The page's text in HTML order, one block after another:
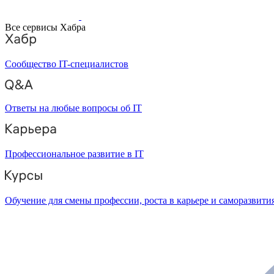
Все сервисы Хабра
Сообщество IT-специалистов
Ответы на любые вопросы об IT
Профессиональное развитие в IT
Обучение для смены профессии, роста в карьере и